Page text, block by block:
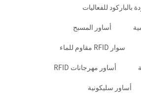
للفعاليات
أساور المسبح
سوار RFID مقاوم للماء
أساور مهرجانات RFID
أساور سليكونية